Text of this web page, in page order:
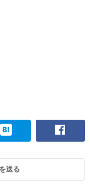
送る